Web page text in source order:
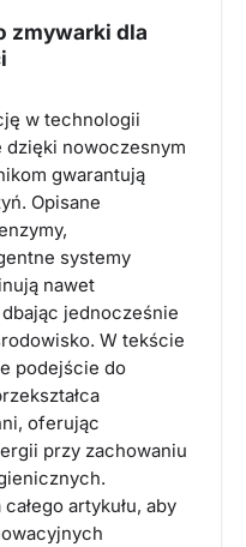
zmywarki dla
w technologii
dzięki nowoczesnym
gwarantują
Opisane
systemy
nawet
jednocześnie
W tekście
podejście do
oferując
przy zachowaniu
artykułu, aby